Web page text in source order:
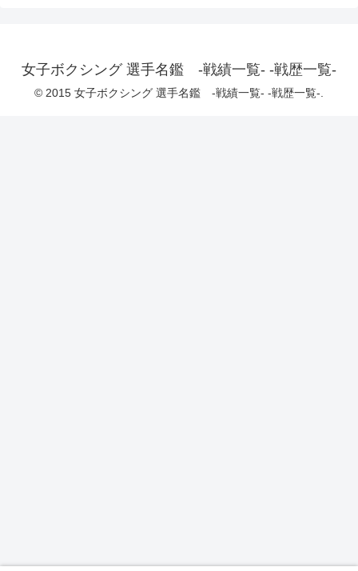
女子ボクシング 選手名鑑 -戦績一覧- -戦歴一覧-
© 2015 女子ボクシング 選手名鑑 -戦績一覧- -戦歴一覧-.